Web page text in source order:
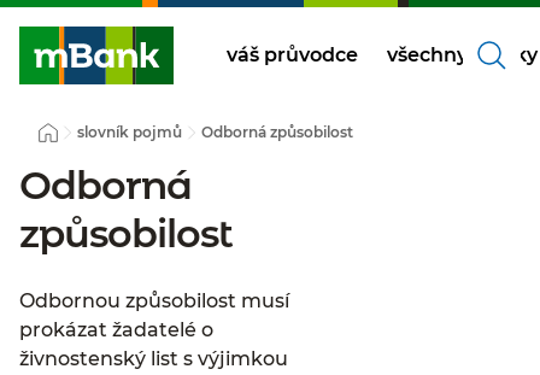
váš průvodce všechny články
slovník pojmů Odborná způsobilost
Odborná
způsobilost
Odbornou způsobilost musí
prokázat žadatelé o
živnostenský list s výjimkou